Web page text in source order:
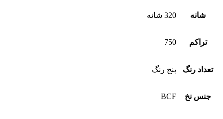
شانه 320 شانه
تراکم 750
تعداد رنگ پنج رنگ
جنس نخ BCF